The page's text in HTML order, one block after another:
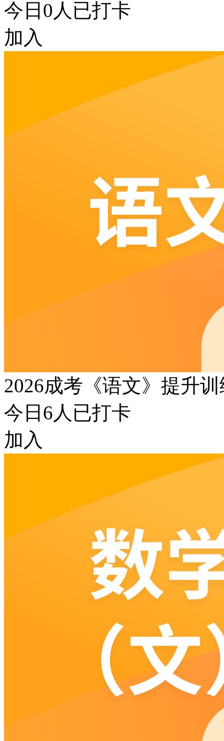
今日 0 人已打卡
加入
2026成考《语文》提升
今日 6人已打卡
加入